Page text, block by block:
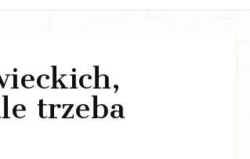
trzeba